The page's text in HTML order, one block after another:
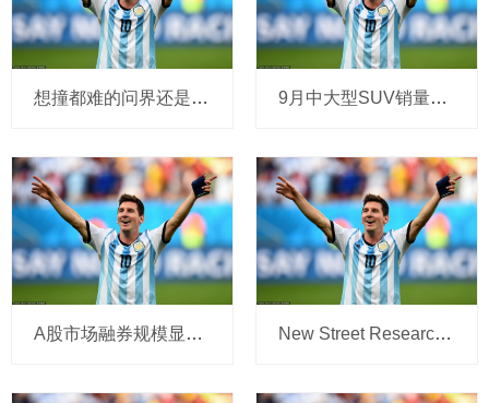
想撞都难的问界还是又撞了，辅助驾驶的过度营销该停了 9月中大型SUV销量榜单变化大 零跑C16排名第四 普拉多没进前十
A股市场融券规模显著下降至106.44亿元 为四年多来最低 New Street Research：AI基础设施需求没有放缓迹象